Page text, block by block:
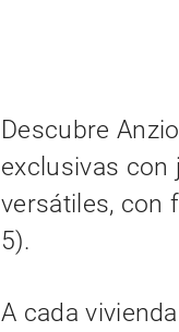
Descubre
exclusivas con
versátiles, con
5).
A cada